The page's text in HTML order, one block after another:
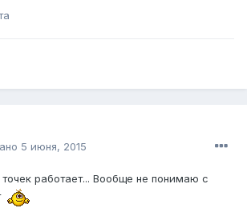
5 июня, 2015
работает... Вообще не понимаю с